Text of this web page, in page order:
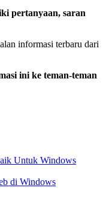
pertanyaan, saran
informasi terbaru dari
ini ke teman-teman
Untuk Windows
di Windows